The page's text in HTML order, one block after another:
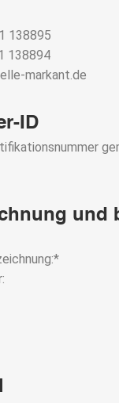
138895
138894
markant.de
ID
und